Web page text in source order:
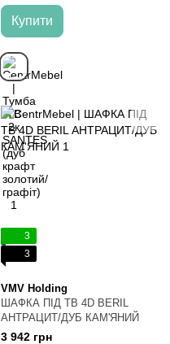
Купити
3
3
VMV Holding
ШАФКА ПІД ТВ 4D BERIL
АНТРАЦИТ/ДУБ КАМ'ЯНИЙ
3 942 грн